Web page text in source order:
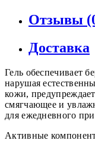
Отзывы
Доставка
Гель обеспечивает
нарушая
кожи, предупреждает
смягчающее и
для ежедневного
Активные